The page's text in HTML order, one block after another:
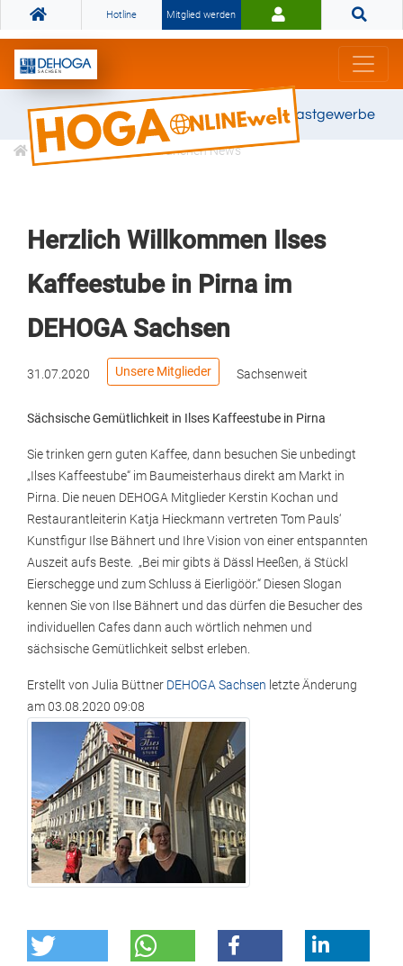
Hotline Mitglied werden
Gemeinsam stark für das Gastgewerbe
Informationen Branchen News
Herzlich Willkommen Ilses
Kaffeestube in Pirna im
DEHOGA Sachsen
31.07.2020 Unsere Mitglieder Sachsenweit
Sächsische Gemütlichkeit in Ilses Kaffeestube in Pirna
Sie trinken gern guten Kaffee, dann besuchen Sie unbedingt
„Ilses Kaffeestube“ im Baumeisterhaus direkt am Markt in
Pirna. Die neuen DEHOGA Mitglieder Kerstin Kochan und
Restaurantleiterin Katja Hieckmann vertreten Tom Pauls‘
Kunstfigur Ilse Bähnert und Ihre Vision von einer entspannten
Auszeit aufs Beste. „Bei mir gibts ä Dässl Heeßen, ä Stückl
Eierschegge und zum Schluss ä Eierligöör.“ Diesen Slogan
kennen Sie von Ilse Bähnert und das dürfen die Besucher des
individuellen Cafes dann auch wörtlich nehmen und
sächsische Gemütlichkeit selbst erleben.
Erstellt von Julia Büttner DEHOGA Sachsen letzte Änderung
am03.08.2020 09:08